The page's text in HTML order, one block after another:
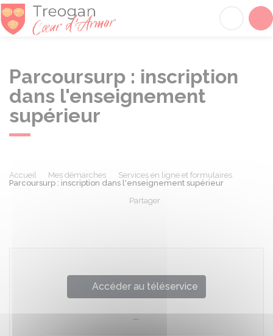
Parcoursurp : inscription
dans l'enseignement
supérieur
Accueil Mes démarches
Services en ligne et formulaires
Parcoursurp : inscription dans l'enseignement supérieur
Partager
Accéder au téléservice